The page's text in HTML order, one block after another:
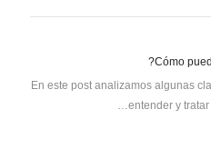
En este post analizamos algunas
entender y tratar